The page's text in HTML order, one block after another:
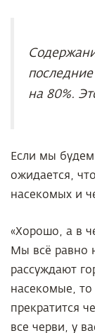
на 80%.
Если мы
ожидается,
насекомых и
«Хорошо, а в
Мы всё равно
рассуждают
насекомые, то
прекратится
все черви, у